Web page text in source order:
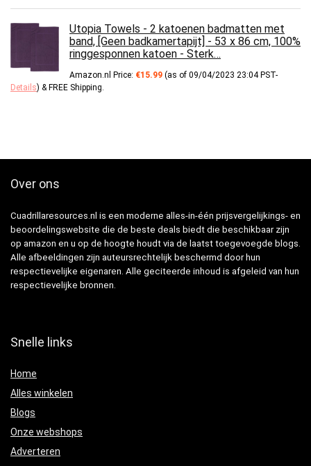
Utopia Towels - 2 katoenen badmatten met
band, [Geen badkamertapijt] - 53 x 86 cm, 100%
ringgesponnen katoen - Sterk…
Amazon.nl Price: €15.99 (as of 09/04/2023 23:04 PST-
Details) &FREE Shipping.
Over ons
Cuadrillaresources.nl is een moderne alles-in-één prijsvergelijkings- en
beoordelingswebsite die de beste deals biedt die beschikbaar zijn
op amazon en u op de hoogte houdt via de laatst toegevoegde blogs.
Alle afbeeldingen zijn auteursrechtelijk beschermd door hun
respectievelijke eigenaren. Alle geciteerde inhoud is afgeleid van hun
respectievelijke bronnen.
Snelle links
Home
Alles winkelen
Blogs
Onze webshops
Adverteren